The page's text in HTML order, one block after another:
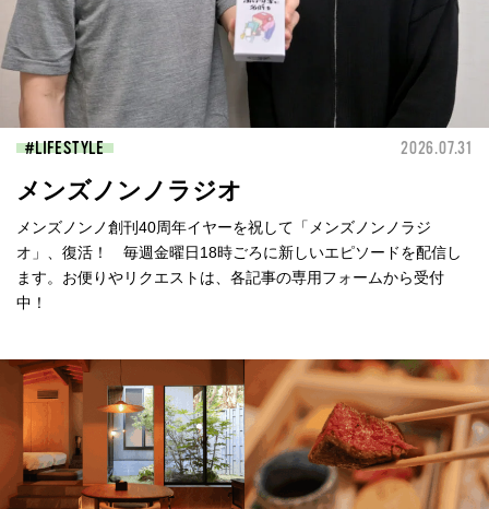
LIFESTYLE 2026.07.31
メンズノンノラジオ
メンズノンノ創刊40周年イヤーを祝して「メンズノンノラジ
オ」、復活！ 毎週金曜日18時ごろに新しいエピソードを配信し
ます。お便りやリクエストは、各記事の専用フォームから受付
中！